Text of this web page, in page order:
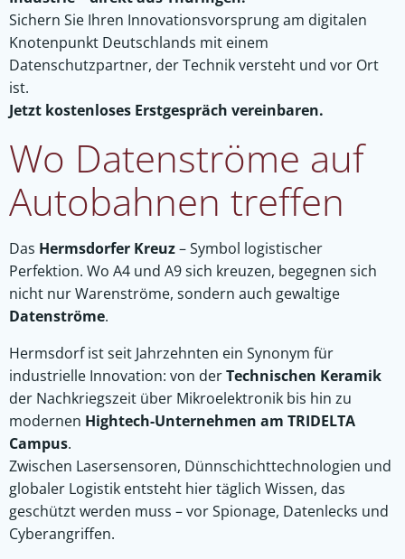
Sichern Sie Ihren Innovationsvorsprung am digitalen
Knotenpunkt Deutschlands mit einem
Datenschutzpartner, der Technik versteht und vor Ort
ist.
Jetzt kostenloses Erstgespräch vereinbaren.
Wo Datenströme auf
Autobahnen treffen
Das Hermsdorfer Kreuz– Symbol logistischer
Perfektion. Wo A4 und A9 sich kreuzen, begegnen sich
nicht nur Warenströme, sondern auch gewaltige
Datenströme.
Hermsdorf ist seit Jahrzehnten ein Synonym für
industrielle Innovation: von derTechnischen Keramik
der Nachkriegszeit über Mikroelektronik bis hin zu
modernen Hightech-Unternehmen am TRIDELTA
Campus.
Zwischen Lasersensoren, Dünnschichttechnologien und
globaler Logistik entsteht hier täglich Wissen, das
geschützt werden muss – vor Spionage, Datenlecks und
Cyberangriffen.